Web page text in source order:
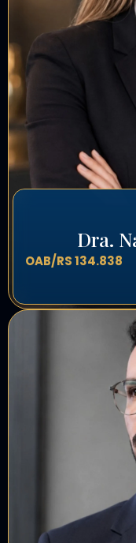
Dra.
OAB/RS 134.838